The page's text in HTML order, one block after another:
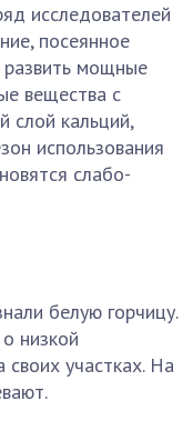
исследователей
посеянное
развить мощные
вещества с
слой кальций,
использования
слабо-
белую горчицу.
низкой
своих участках. На